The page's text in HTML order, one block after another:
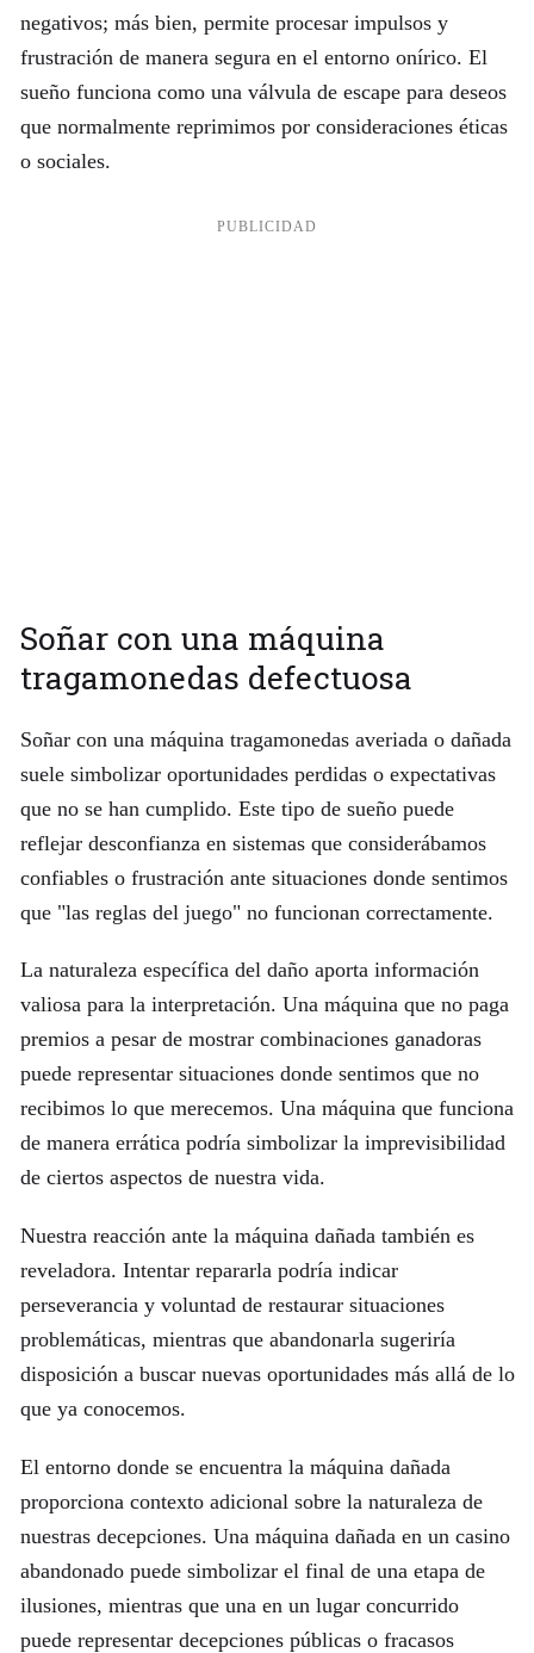
negativos; más bien, permite procesar impulsos y
frustración de manera segura en el entorno onírico. El
sueño funciona como una válvula de escape para deseos
que normalmente reprimimos por consideraciones éticas
o sociales.
Soñar con una máquina
tragamonedas defectuosa
Soñar con una máquina tragamonedas averiada o dañada
suele simbolizar oportunidades perdidas o expectativas
que no se han cumplido. Este tipo de sueño puede
reflejar desconfianza en sistemas que considerábamos
confiables o frustración ante situaciones donde sentimos
que "las reglas del juego" no funcionan correctamente.
La naturaleza específica del daño aporta información
valiosa para la interpretación. Una máquina que no paga
premios a pesar de mostrar combinaciones ganadoras
puede representar situaciones donde sentimos que no
recibimos lo que merecemos. Una máquina que funciona
de manera errática podría simbolizar la imprevisibilidad
de ciertos aspectos de nuestra vida.
Nuestra reacción ante la máquina dañada también es
reveladora. Intentar repararla podría indicar
perseverancia y voluntad de restaurar situaciones
problemáticas, mientras que abandonarla sugeriría
disposición a buscar nuevas oportunidades más allá de lo
que ya conocemos.
El entorno donde se encuentra la máquina dañada
proporciona contexto adicional sobre la naturaleza de
nuestras decepciones. Una máquina dañada en un casino
abandonado puede simbolizar el final de una etapa de
ilusiones, mientras que una en un lugar concurrido
puede representar decepciones públicas o fracasos